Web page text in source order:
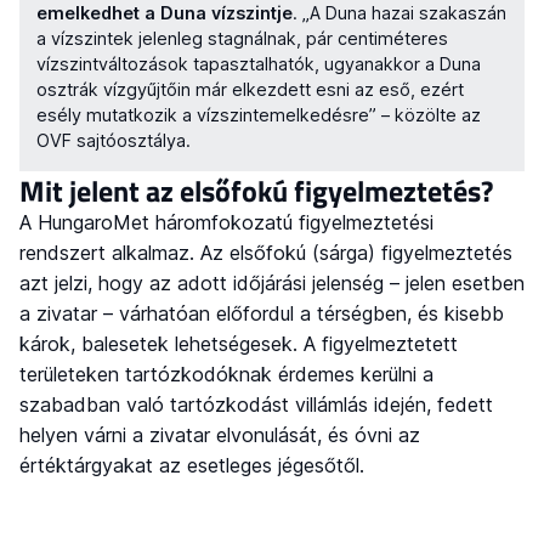
emelkedhet a Duna vízszintje. „A Duna hazai szakaszán
a vízszintek jelenleg stagnálnak, pár centiméteres
vízszintváltozások tapasztalhatók, ugyanakkor a Duna
osztrák vízgyűjtőin már elkezdett esni az eső, ezért
esély mutatkozik a vízszintemelkedésre” – közölte az
OVF sajtóosztálya.
Mit jelent az elsőfokú figyelmeztetés?
A HungaroMet háromfokozatú figyelmeztetési
rendszert alkalmaz. Az elsőfokú (sárga) figyelmeztetés
azt jelzi, hogy az adott időjárási jelenség – jelen esetben
a zivatar – várhatóan előfordul a térségben, és kisebb
károk, balesetek lehetségesek. A figyelmeztetett
területeken tartózkodóknak érdemes kerülni a
szabadban való tartózkodást villámlás idején, fedett
helyen várni a zivatar elvonulását, és óvni az
értéktárgyakat az esetleges jégesőtől.